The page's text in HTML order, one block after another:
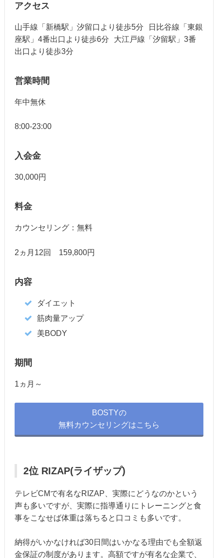
アクセス
山手線「新橋駅」汐留口より徒歩5分 日比谷線「東銀
座駅」4番出口より徒歩6分 大江戸線「汐留駅」3番
出口より徒歩3分
営業時間
年中無休
8:00-23:00
入会金
30,000円
料金
カウンセリング：無料
2ヵ月12回 159,800円
内容
ダイエット
筋肉量アップ
美BODY
期間
1ヵ月～
BOSTYの
無料カウンセリングはこちら
2位 RIZAP(ライザップ)
テレビCMで有名なRIZAP、実際にどうなのかという
声も多いですが、実際に指導通りにトレーニングと食
事をこなせば体重は落ちると口コミも多いです。
納得がいかなければ30日間はいかなる理由でも全額返
金保証の制度があります。高額ですが有名な企業で、